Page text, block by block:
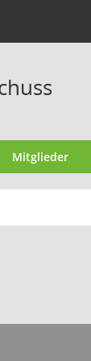
Mitglieder